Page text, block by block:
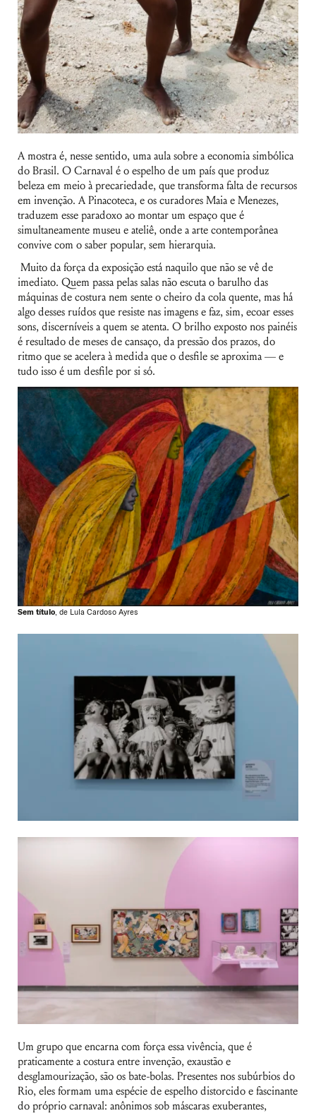
A mostra é, nesse sentido, uma aula sobre a economia simbólica
do Brasil. O Carnaval é o espelho de um país que produz
beleza em meio à precariedade, que transforma falta de recursos
em invenção. A Pinacoteca, e os curadores Maia e Menezes,
traduzem esse paradoxo ao montar um espaço que é
simultaneamente museu e ateliê, onde a arte contemporânea
convive com o saber popular, sem hierarquia.
Muito da força da exposição está naquilo que não se vê de
imediato. Quem passa pelas salas não escuta o barulho das
máquinas de costura nem sente o cheiro da cola quente, mas há
algo desses ruídos que resiste nas imagens e faz, sim, ecoar esses
sons, discerníveis a quem se atenta. O brilho exposto nos painéis
é resultado de meses de cansaço, da pressão dos prazos, do
ritmo que se acelera à medida que o desfile se aproxima — e
tudo isso é um desfile por si só.
Sem título, de Lula Cardoso Ayres
Um grupo que encarna com força essa vivência, que é
praticamente a costura entre invenção, exaustão e
desglamourização, são os bate-bolas. Presentes nos subúrbios do
Rio, eles formam uma espécie de espelho distorcido e fascinante
do próprio carnaval: anônimos sob máscaras exuberantes,